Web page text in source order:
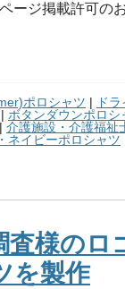
ージ掲載許可の
ポロシャツ | ド
| ボタンダウンポロシ
| 介護施設・介護福祉
ネイビーポロシャツ
査様のロ
を製作